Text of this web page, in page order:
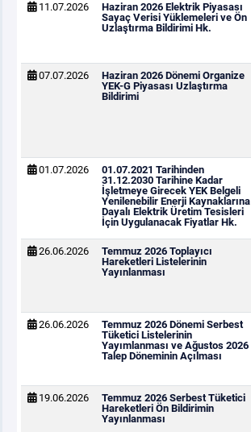
11.07.2026
Haziran 2026 Elektrik Piyasası
Sayaç Verisi Yüklemeleri ve Ön
Uzlaştırma Bildirimi Hk.
07.07.2026
Haziran 2026 Dönemi Organize
YEK-G Piyasası Uzlaştırma
Bildirimi
01.07.2026
01.07.2021 Tarihinden
31.12.2030 Tarihine Kadar
İşletmeye Girecek YEK Belgeli
Yenilenebilir Enerji Kaynaklarına
Dayalı Elektrik Üretim Tesisleri
İçin Uygulanacak Fiyatlar Hk.
26.06.2026
Temmuz 2026 Toplayıcı
Hareketleri Listelerinin
Yayınlanması
26.06.2026
Temmuz 2026 Dönemi Serbest
Tüketici Listelerinin
Yayımlanması ve Ağustos 2026
Talep Döneminin Açılması
19.06.2026
Temmuz 2026 Serbest Tüketici
Hareketleri Ön Bildirimin
Yayınlanması